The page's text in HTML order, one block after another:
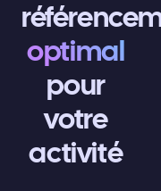
optimal
pour
votre
activité